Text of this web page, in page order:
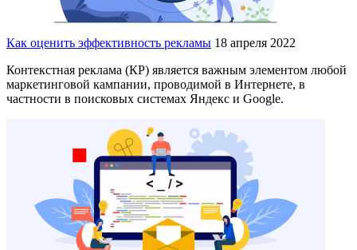
Как оценить эффективность рекламы 18 апреля 2022
Контекстная реклама (КР) является важным элементом любой
маркетинговой кампании, проводимой в Интернете, в
частности в поисковых системах Яндекс и Google.